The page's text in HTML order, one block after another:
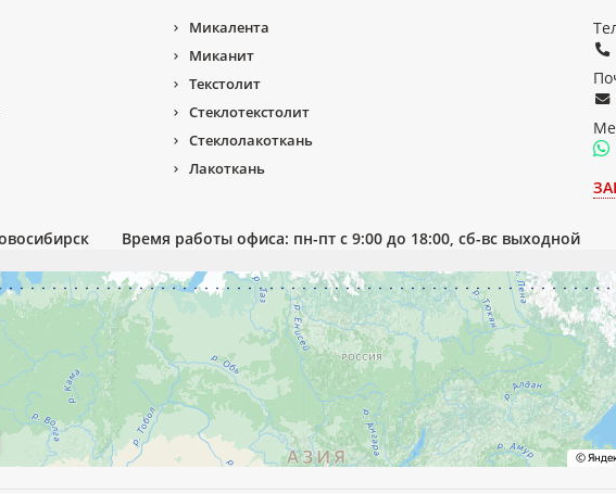
Микалента
Миканит
Текстолит
Стеклотекстолит
Стеклолакоткань
Лакоткань
Время работы офиса: пн-пт с 9:00 до 18:00, сб-вс выходной